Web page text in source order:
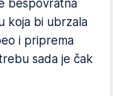
bespovratna
koja bi ubrzala
i priprema
sada je čak